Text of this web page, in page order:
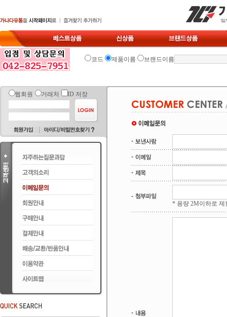
코드 제품이름 브랜드이름
웹회원 거래처 ID 저장
* 용량 2M이하로 제